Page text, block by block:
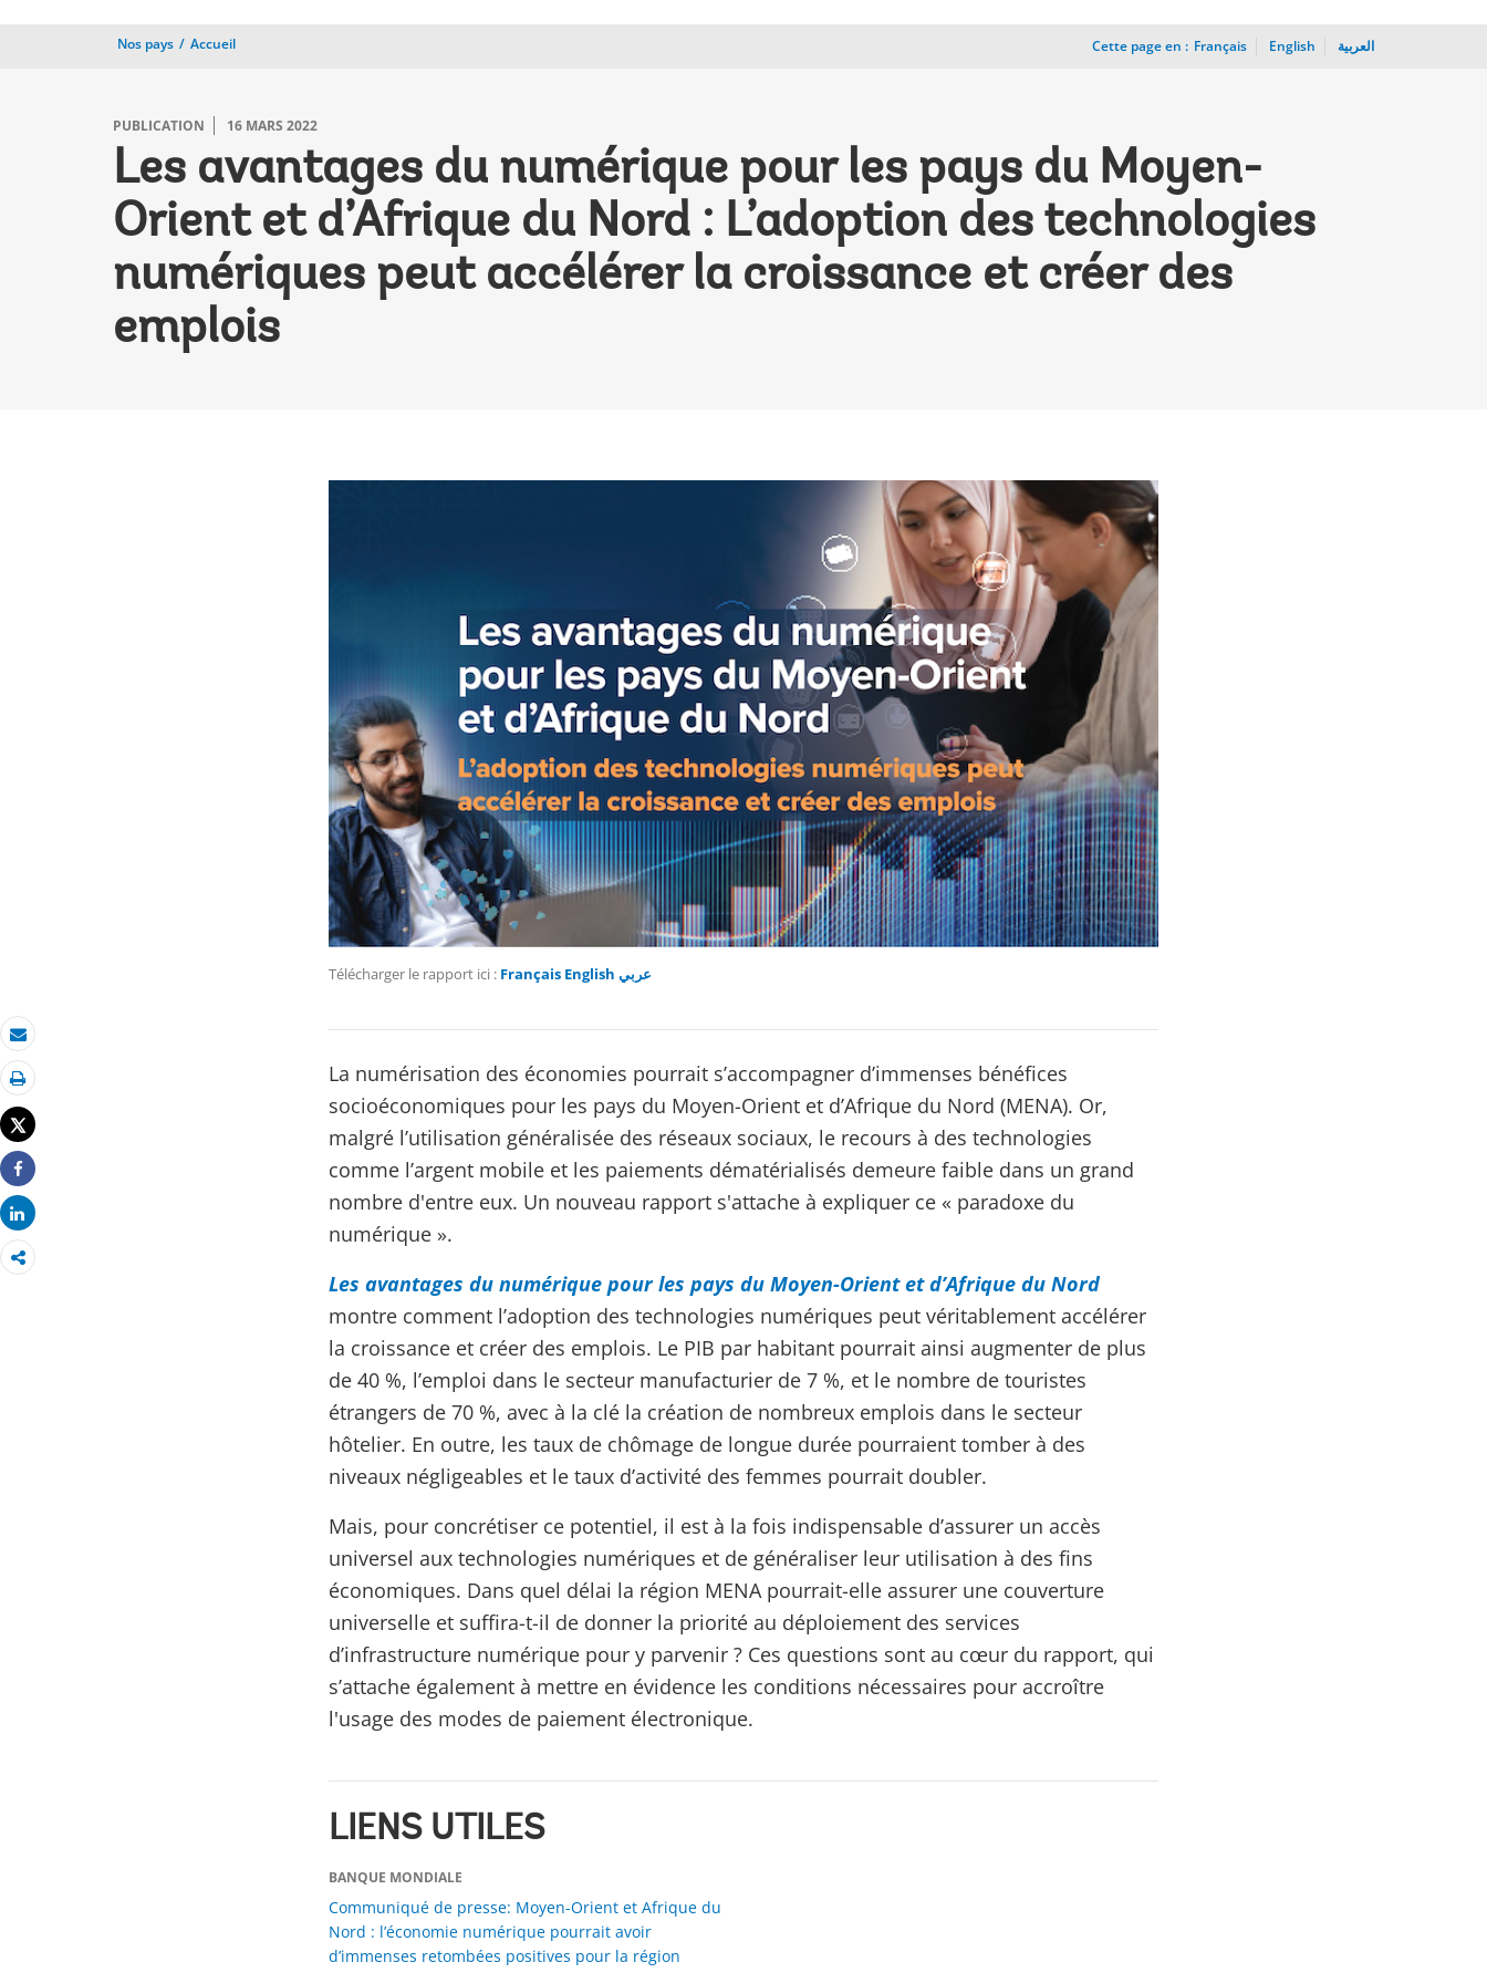
Nos pays Accueil Cette page en : Français English العربية
PUBLICATION 16 MARS 2022
Les avantages du numérique pour les pays du Moyen-
Orient et d’Afrique du Nord : L’adoption des technologies
numériques peut accélérer la croissance et créer des
emplois
Email
Imprimer
Tweet
Share
Share
Télécharger le rapport ici : Français English عربي
La numérisation des économies pourrait s’accompagner d’immenses bénéfices
socioéconomiques pour les pays du Moyen-Orient et d’Afrique du Nord (MENA). Or,
malgré l’utilisation généralisée des réseaux sociaux, le recours à des technologies
comme l’argent mobile et les paiements dématérialisés demeure faible dans un grand
nombre d'entre eux. Un nouveau rapport s'attache à expliquer ce « paradoxe du
numérique ».
Les avantages du numérique pour les pays du Moyen-Orient et d’Afrique du Nord
montre comment l’adoption des technologies numériques peut véritablement accélérer
la croissance et créer des emplois. Le PIB par habitant pourrait ainsi augmenter de plus
de 40 %, l’emploi dans le secteur manufacturier de 7 %, et le nombre de touristes
étrangers de 70 %, avec à la clé la création de nombreux emplois dans le secteur
hôtelier. En outre, les taux de chômage de longue durée pourraient tomber à des
niveaux négligeables et le taux d’activité des femmes pourrait doubler.
Mais, pour concrétiser ce potentiel, il est à la fois indispensable d’assurer un accès
universel aux technologies numériques et de généraliser leur utilisation à des fins
économiques. Dans quel délai la région MENA pourrait-elle assurer une couverture
universelle et suffira-t-il de donner la priorité au déploiement des services
d’infrastructure numérique pour y parvenir ? Ces questions sont au cœur du rapport, qui
s’attache également à mettre en évidence les conditions nécessaires pour accroître
l'usage des modes de paiement électronique.
LIENS UTILES
BANQUE MONDIALE
Communiqué de presse: Moyen-Orient et Afrique du
Nord : l’économie numérique pourrait avoir
d’immenses retombées positives pour la région